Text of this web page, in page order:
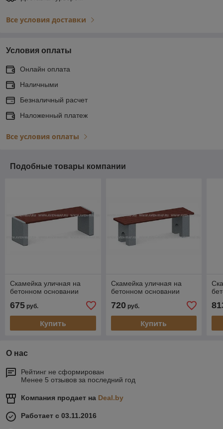
Все условия доставки
Условия оплаты
Онлайн оплата
Наличными
Безналичный расчет
Наложенный платеж
Все условия оплаты
Подобные товары компании
Скамейка уличная на
бетонном основании
675 руб.
Купить
Скамейка уличная на
бетонном основании
720руб.
Купить
О нас
Рейтинг не сформирован
Менее 5 отзывов за последний год
Компания продает на Deal.by
Работает с 03.11.2016